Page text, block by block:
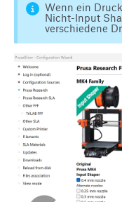
Wenn ein
Nicht-Input
verschiedene